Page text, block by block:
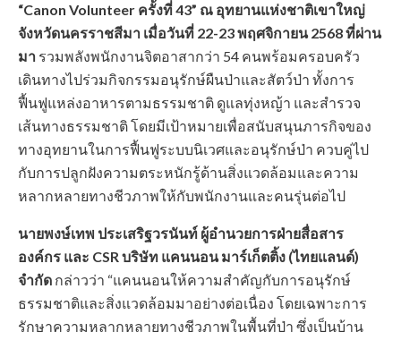
“Canon Volunteer ครั้งที่ 43” ณ อุทยานแห่งชาติเขาใหญ่
จังหวัดนครราชสีมา เมื่อวันที่ 22-23 พฤศจิกายน 2568 ที่ผ่าน
มา รวมพลังพนักงานจิตอาสากว่า 54 คนพร้อมครอบครัว
เดินทางไปร่วมกิจกรรมอนุรักษ์ผืนป่าและสัตว์ป่า ทั้งการ
ฟื้นฟูแหล่งอาหารตามธรรมชาติ ดูแลทุ่งหญ้า และสำรวจ
เส้นทางธรรมชาติ โดยมีเป้าหมายเพื่อสนับสนุนภารกิจของ
ทางอุทยานในการฟื้นฟูระบบนิเวศและอนุรักษ์ป่า ควบคู่ไป
กับการปลูกฝังความตระหนักรู้ด้านสิ่งแวดล้อมและความ
หลากหลายทางชีวภาพให้กับพนักงานและคนรุ่นต่อไป
นายพงษ์เทพ ประเสริฐวรนันท์ ผู้อำนวยการฝ่ายสื่อสาร
องค์กร และ CSR บริษัท แคนนอน มาร์เก็ตติ้ง (ไทยแลนด์)
จำกัด กล่าวว่า “แคนนอนให้ความสำคัญกับการอนุรักษ์
ธรรมชาติและสิ่งแวดล้อมมาอย่างต่อเนื่อง โดยเฉพาะการ
รักษาความหลากหลายทางชีวภาพในพื้นที่ป่า ซึ่งเป็นบ้าน